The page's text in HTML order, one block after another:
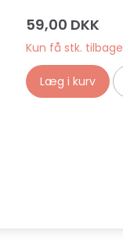
59,00 DKK
Kun få stk. tilbage
Læg i kurv